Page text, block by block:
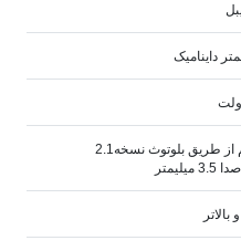
طریق بلوتوث نسخه2.1
میلیمتر